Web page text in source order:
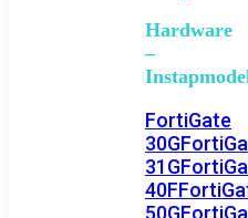
Hardware
–
FortiGate
30G
31G
40F
50G